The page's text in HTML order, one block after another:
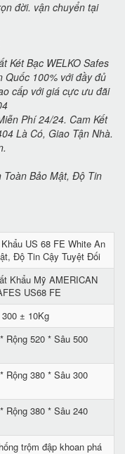
đời. vận chuyển tại
Két Bạc WELKO Safes
Quốc 100% với đầy đủ
cấp với giá cực ưu đãi
Phí 24/24. Cam Kết
Là Có, Giao Tận Nhà.
US 68 FE White An
Độ Tin Cậy Tuyệt Đối
Khẩu Mỹ AMERICAN
US68 FE
300 ± 10Kg
Rộng 520 * Sâu 500
Rộng 380 * Sâu 300
Rộng 380 * Sâu 240
trộm đập khoan phá